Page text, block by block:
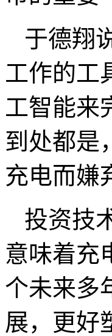
于德翔
工作的工
工智能来
到处都是
充电而嫌
投资技
意味着充
个未来多
展，更好